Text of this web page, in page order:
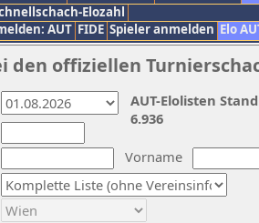
Elozahl
AUT FIDE Spieler anmelden Elo
den offiziellen
Vorname
AUT-Elolisten
6.936